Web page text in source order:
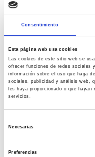
Consentimiento
Esta página web usa cookies
Las cookies de este sitio web se
ofrecer funciones de redes sociales
información sobre el uso que haga
sociales, publicidad y análisis web,
les haya proporcionado o que
servicios.
Necesarias
Preferencias
Nombre*